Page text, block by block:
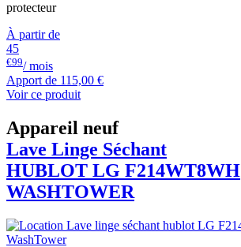
protecteur
À partir de
45
€99/ mois
Apport de 115,00 €
Voir ce produit
Appareil neuf
Lave Linge Séchant
HUBLOT LG F214WT8WH
WASHTOWER